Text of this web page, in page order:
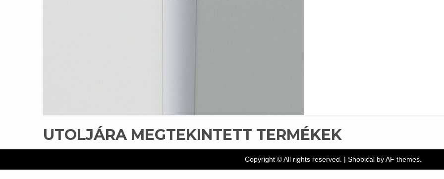
UTOLJÁRA MEGTEKINTETT TERMÉKEK
Copyright © All rights reserved. | Shopicalby AF themes.